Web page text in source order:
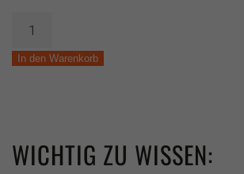
Ground
In den Warenkorb
WICHTIG ZU WISSEN: